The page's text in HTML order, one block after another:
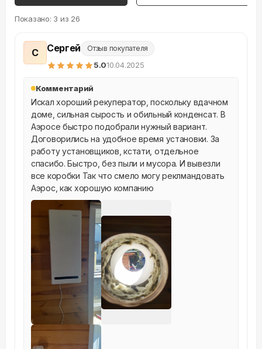
Показано: 3 из 26
С Сергей Отзыв покупателя
5.010.04.2025
Комментарий
Искал хороший рекуператор, поскольку вдачном
доме, сильная сырость и обильный конденсат. В
Аэросе быстро подобрали нужный вариант.
Договорились на удобное время установки. За
работу установщиков, кстати, отдельное
спасибо. Быстро, без пыли и мусора. И вывезли
все коробки Так что смело могу реклмандовать
Аэрос, как хорошую компанию